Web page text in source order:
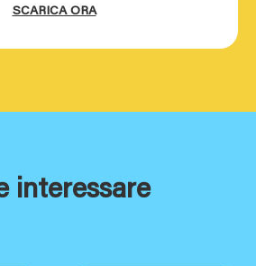
SCARICA ORA
interessare